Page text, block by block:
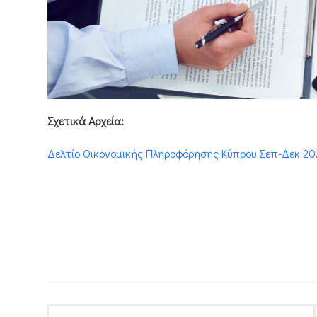
Σχετικά Αρχεία:
Δελτίο Οικονομικής Πληροφόρησης Κύπρου Σεπ-Δεκ